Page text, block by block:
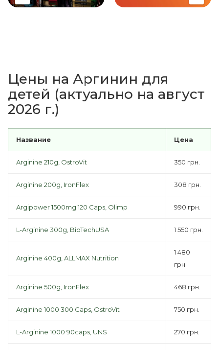
Цены на Аргинин для
детей (актуально на август
2026 г.)
Название Цена
Arginine 210g, OstroVit 350 грн.
Arginine 200g, IronFlex 308 грн.
Argipower 1500mg 120 Caps, Olimp 990 грн.
L-Arginine 300g, BioTechUSA 1 550 грн.
Arginine 400g, ALLMAX Nutrition
1 480
грн.
Arginine 500g, IronFlex 468 грн.
Arginine 1000 300 Caps, OstroVit 750 грн.
L-Arginine 1000 90caps, UNS 270 грн.